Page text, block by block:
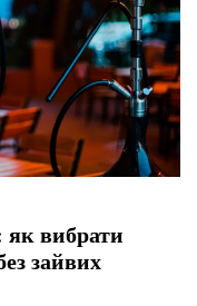
як вибрати
зайвих